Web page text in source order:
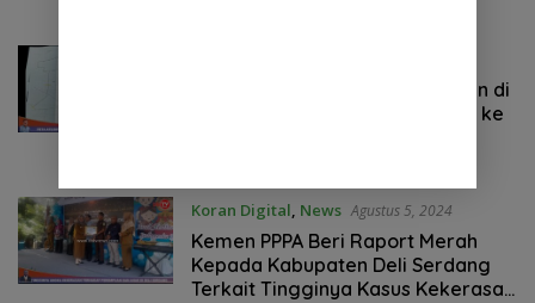
Oknum Pengusaha Kebun Durian di
Duga Tutup akses Jalan Warga ke
Koran Digital, News Agustus 5, 2024
Kemen PPPA Beri Raport Merah
Kepada Kabupaten Deli Serdang
Terkait Tingginya Kasus Kekerasan